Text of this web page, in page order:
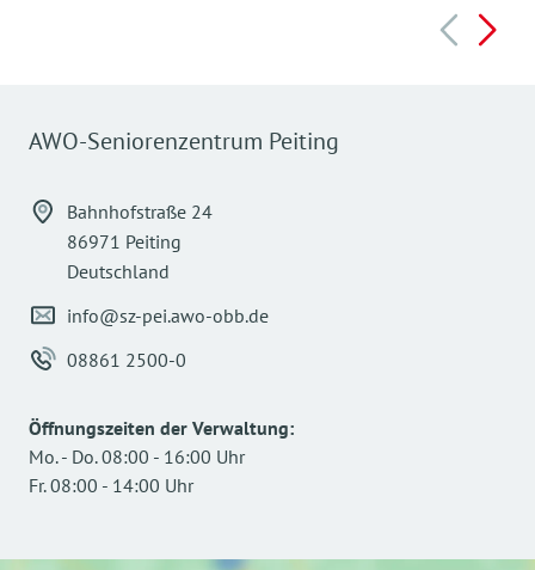
AWO-Seniorenzentrum Peiting
Bahnhofstraße 24
86971 Peiting
Deutschland
info@sz-pei.awo-obb.de
08861 2500-0
Öffnungszeiten der Verwaltung:
Mo.- Do. 08:00 - 16:00 Uhr
Fr. 08:00 - 14:00 Uhr